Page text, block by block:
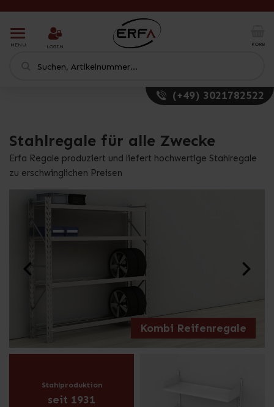
T
o
g
i
g
a
t
MENU LOGIN
(+49) 3021782522
KORB
Stahlregale für alle Zwecke
Erfa Regale produziert und liefert hochwertige Stahlregale
zu erschwinglichen Preisen
Kombi Reifenregale
Stahlproduktion
seit 1931